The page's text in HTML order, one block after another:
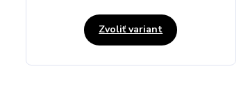
Zvoliť variant